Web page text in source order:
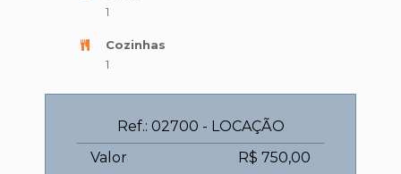
1
Cozinhas
1
Ref.: 02700 - LOCAÇÃO
Valor
R$ 750,00